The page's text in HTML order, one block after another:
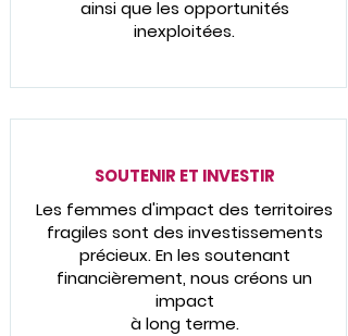
ainsi que les opportunités
inexploitées.
SOUTENIR ET INVESTIR
Les femmes d'impact des territoires
fragiles sont des investissements
précieux. En les soutenant
financièrement, nous créons un
impact
à long terme.